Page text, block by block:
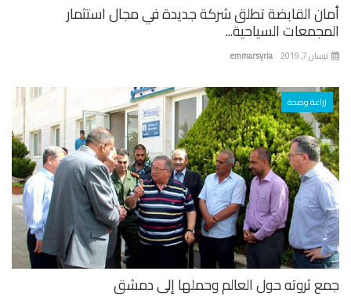
القابضة تطلق شركة جديدة في مجال استثمار
السياحية...
emmarsyria 7, 2019
زراعة وصحة
ثروته حول العالم وحملها إلى دمشق